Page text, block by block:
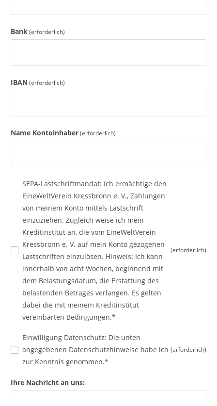
Bank (erforderlich)
IBAN (erforderlich)
Name Kontoinhaber (erforderlich)
SEPA-Lastschriftmandat: Ich ermächtige den
EineWeltVerein Kressbronn e. V., Zahlungen
von meinem Konto mittels Lastschrift
einzuziehen. Zugleich weise ich mein
Kreditinstitut an, die vom EineWeltVerein
Kressbronn e. V. auf mein Konto gezogenen
Lastschriften einzulösen. Hinweis: Ich kann
innerhalb von acht Wochen, beginnend mit
dem Belastungsdatum, die Erstattung des
belastenden Betrages verlangen. Es gelten
dabei die mit meinem Kreditinstitut
vereinbarten Bedingungen.*
(erforderlich)
Einwilligung Datenschutz: Die unten
angegebenen Datenschutzhinweise habe ich
zur Kenntnis genommen.*
(erforderlich)
Ihre Nachricht an uns: